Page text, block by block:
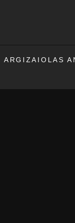
ARGIZAIOLAS